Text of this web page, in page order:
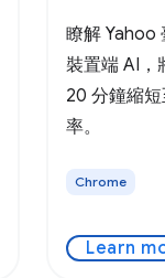
瞭解 Yahoo
裝置端 AI，
20 分鐘縮
率。
Chrome
Learn